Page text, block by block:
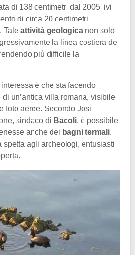
di 138 centimetri dal 2005, ivi
di circa 20 centimetri
Tale attività geologica non solo
la linea costiera del
più difficile la
è che sta facendo
un’antica villa romana, visibile
foto aeree. Secondo Josi
sindaco di Bacoli, è possibile
anche dei bagni termali.
spetta agli archeologi, entusiasti